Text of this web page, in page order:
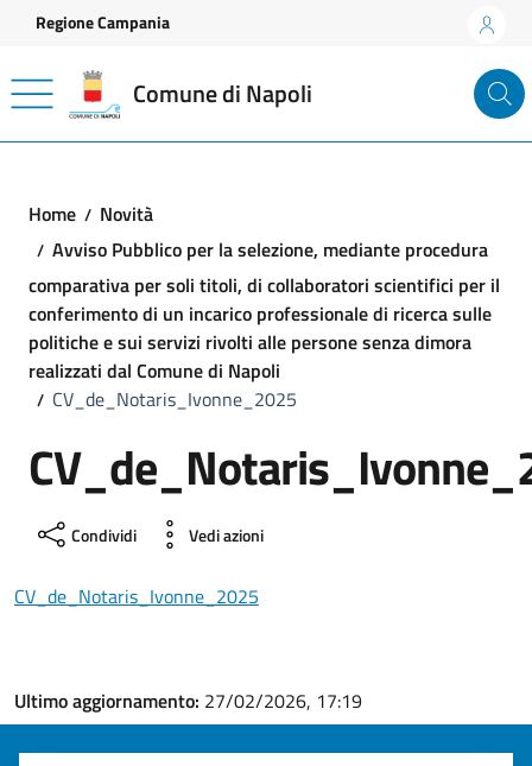
Vai ai contenuti
Vai al footer
Regione Campania
Comune di Napoli
Home
Novità
Avviso Pubblico per la selezione, mediante procedura
comparativa per soli titoli, di collaboratori scientifici per il
conferimento di un incarico professionale di ricerca sulle
politiche e sui servizi rivolti alle persone senza dimora
realizzati dal Comune di Napoli
CV_de_Notaris_Ivonne_2025
Condividi Vedi azioni
CV_de_Notaris_Ivonne_2025
Ultimo aggiornamento: 27/02/2026, 17:19